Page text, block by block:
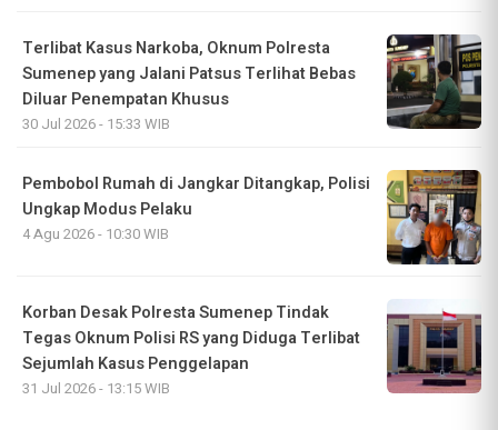
Terlibat Kasus Narkoba, Oknum Polresta
Sumenep yang Jalani Patsus Terlihat Bebas
Diluar Penempatan Khusus
30 Jul 2026 - 15:33 WIB
Pembobol Rumah di Jangkar Ditangkap, Polisi
Ungkap Modus Pelaku
4 Agu 2026 - 10:30 WIB
Korban Desak Polresta Sumenep Tindak
Tegas Oknum Polisi RS yang Diduga Terlibat
Sejumlah Kasus Penggelapan
31 Jul 2026 - 13:15 WIB